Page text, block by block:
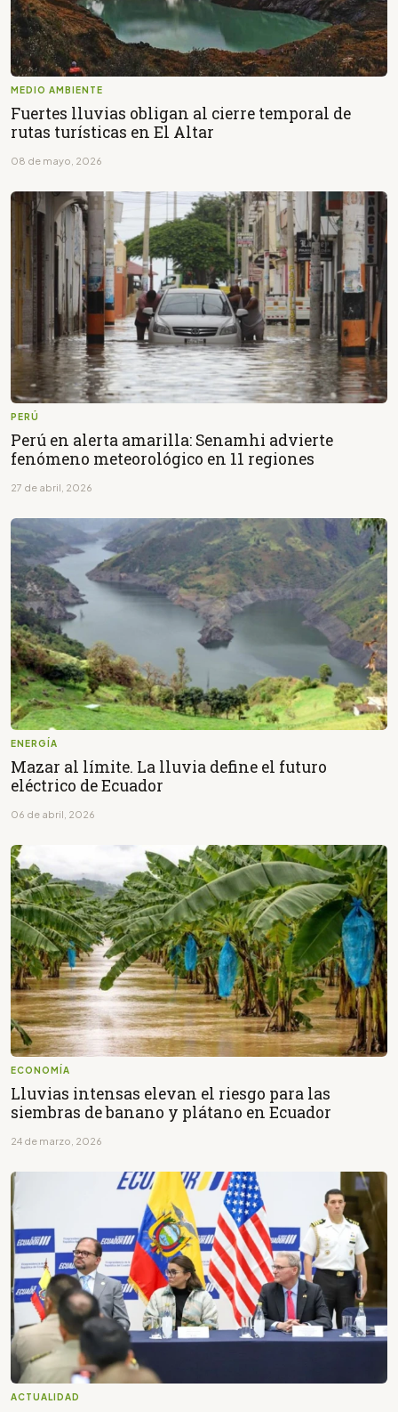
MEDIO AMBIENTE
Fuertes lluvias obligan al cierre temporal de
rutas turísticas en El Altar
08 de mayo, 2026
PERÚ
Perú en alerta amarilla: Senamhi advierte
fenómeno meteorológico en 11 regiones
27 de abril, 2026
ENERGÍA
Mazar al límite. La lluvia define el futuro
eléctrico de Ecuador
06 de abril, 2026
ECONOMÍA
Lluvias intensas elevan el riesgo para las
siembras de banano y plátano en Ecuador
24 de marzo, 2026
ACTUALIDAD